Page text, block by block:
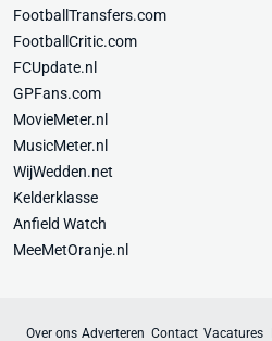
FootballTransfers.com
FootballCritic.com
FCUpdate.nl
GPFans.com
MovieMeter.nl
MusicMeter.nl
WijWedden.net
Kelderklasse
Anfield Watch
MeeMetOranje.nl
Over ons Adverteren Contact Vacatures